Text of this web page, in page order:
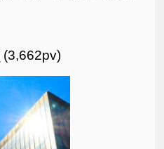
(3,662pv)